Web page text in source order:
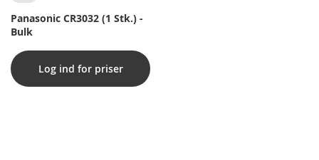
Panasonic CR3032 (1 Stk.) -
Bulk
Log ind for priser